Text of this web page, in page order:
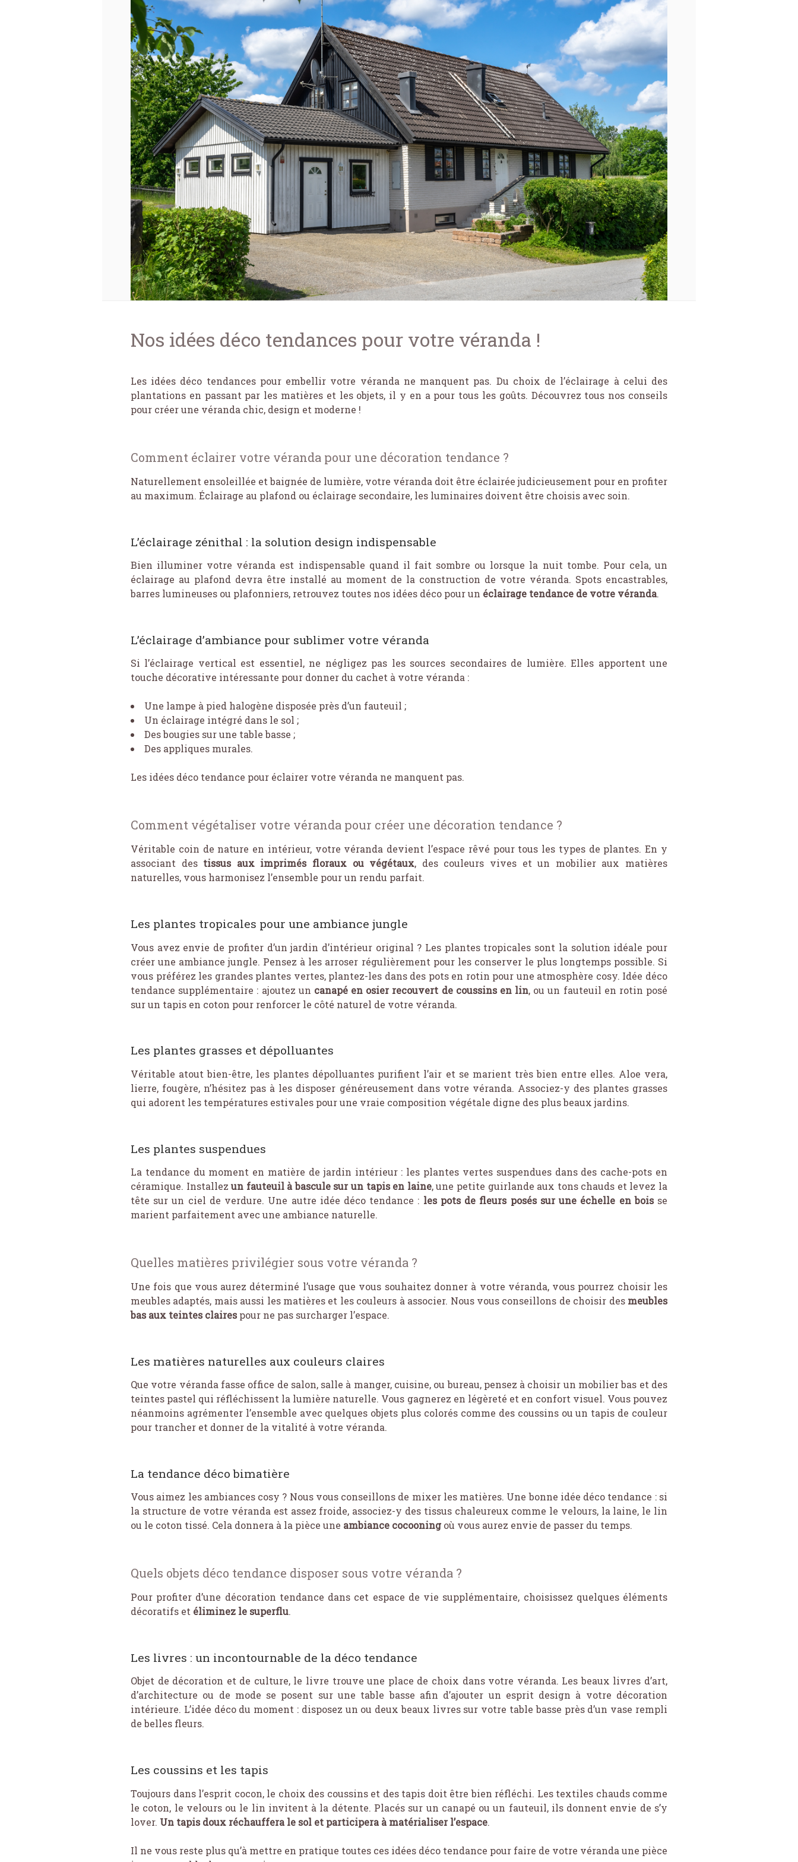
Nos idées déco tendances pour votre véranda !
Les idées déco tendances pour embellir votre véranda ne manquent pas. Du choix de l’éclairage à celui des
plantations en passant par les matières et les objets, il y en a pour tous les goûts. Découvrez tous nos conseils
pour créer une véranda chic, design et moderne !
Comment éclairer votre véranda pour une décoration tendance ?
Naturellement ensoleillée et baignée de lumière, votre véranda doit être éclairée judicieusement pour en profiter
au maximum. Éclairage au plafond ou éclairage secondaire, les luminaires doivent être choisis avec soin.
L’éclairage zénithal : la solution design indispensable
Bien illuminer votre véranda est indispensable quand il fait sombre ou lorsque la nuit tombe. Pour cela, un
éclairage au plafond devra être installé au moment de la construction de votre véranda. Spots encastrables,
barres lumineuses ou plafonniers, retrouvez toutes nos idées déco pour un éclairage tendance de votre véranda.
L’éclairage d’ambiance pour sublimer votre véranda
Si l’éclairage vertical est essentiel, ne négligez pas les sources secondaires de lumière. Elles apportent une
touche décorative intéressante pour donner du cachet à votre véranda :
Une lampe à pied halogène disposée près d’un fauteuil ;
Un éclairage intégré dans le sol ;
Des bougies sur une table basse ;
Des appliques murales.
Les idées déco tendance pour éclairer votre véranda ne manquent pas.
Comment végétaliser votre véranda pour créer une décoration tendance ?
Véritable coin de nature en intérieur, votre véranda devient l’espace rêvé pour tous les types de plantes. En y
associant des tissus aux imprimés floraux ou végétaux, des couleurs vives et un mobilier aux matières
naturelles, vous harmonisez l’ensemble pour un rendu parfait.
Les plantes tropicales pour une ambiance jungle
Vous avez envie de profiter d’un jardin d’intérieur original ? Les plantes tropicales sont la solution idéale pour
créer une ambiance jungle. Pensez à les arroser régulièrement pour les conserver le plus longtemps possible. Si
vous préférez les grandes plantes vertes, plantez-les dans des pots en rotin pour une atmosphère cosy. Idée déco
tendance supplémentaire : ajoutez un canapé en osier recouvert de coussins en lin, ou un fauteuil en rotin posé
sur un tapis en coton pour renforcer le côté naturel de votre véranda.
Les plantes grasses et dépolluantes
Véritable atout bien-être, les plantes dépolluantes purifient l’air et se marient très bien entre elles. Aloe vera,
lierre, fougère, n’hésitez pas à les disposer généreusement dans votre véranda. Associez-y des plantes grasses
qui adorent les températures estivales pour une vraie composition végétale digne des plus beaux jardins.
Les plantes suspendues
La tendance du moment en matière de jardin intérieur : les plantes vertes suspendues dans des cache-pots en
céramique. Installezun fauteuil à bascule sur un tapis en laine, une petite guirlande aux tons chauds et levez la
tête sur un ciel de verdure. Une autre idée déco tendance : les pots de fleurs posés sur une échelle en boisse
marient parfaitement avec une ambiance naturelle.
Quelles matières privilégier sous votre véranda ?
Une fois que vous aurez déterminé l’usage que vous souhaitez donner à votre véranda, vous pourrez choisir les
meubles adaptés, mais aussi les matières et les couleurs à associer. Nous vous conseillons de choisir des meubles
bas aux teintes claires pour ne pas surcharger l’espace.
Les matières naturelles aux couleurs claires
Que votre véranda fasse office de salon, salle à manger, cuisine, ou bureau, pensez à choisir un mobilier bas et des
teintes pastel qui réfléchissent la lumière naturelle. Vous gagnerez en légèreté et en confort visuel. Vous pouvez
néanmoins agrémenter l’ensemble avec quelques objets plus colorés comme des coussins ou un tapis de couleur
pour trancher et donner de la vitalité à votre véranda.
La tendance déco bimatière
Vous aimez les ambiances cosy ? Nous vous conseillons de mixer les matières. Une bonne idée déco tendance : si
la structure de votre véranda est assez froide, associez-y des tissus chaleureux comme le velours, la laine, le lin
ou le coton tissé. Cela donnera à la pièce une ambiance cocooningoù vous aurez envie de passer du temps.
Quels objets déco tendance disposer sous votre véranda ?
Pour profiter d’une décoration tendance dans cet espace de vie supplémentaire, choisissez quelques éléments
décoratifs et éliminez le superflu.
Les livres : un incontournable de la déco tendance
Objet de décoration et de culture, le livre trouve une place de choix dans votre véranda. Les beaux livres d’art,
d’architecture ou de mode se posent sur une table basse afin d’ajouter un esprit design à votre décoration
intérieure. L’idée déco du moment : disposez un ou deux beaux livres sur votre table basse près d’un vase rempli
de belles fleurs.
Les coussins et les tapis
Toujours dans l’esprit cocon, le choix des coussins et des tapis doit être bien réfléchi. Les textiles chauds comme
le coton, le velours ou le lin invitent à la détente. Placés sur un canapé ou un fauteuil, ils donnent envie de s’y
lover. Un tapis doux réchauffera le sol et participera à matérialiser l’espace.
Il ne vous reste plus qu’à mettre en pratique toutes ces idées déco tendance pour faire de votre véranda une pièce